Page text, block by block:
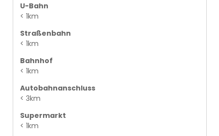
U-Bahn
< 1km
Straßenbahn
< 1km
Bahnhof
< 1km
Autobahnanschluss
< 3km
Supermarkt
< 1km